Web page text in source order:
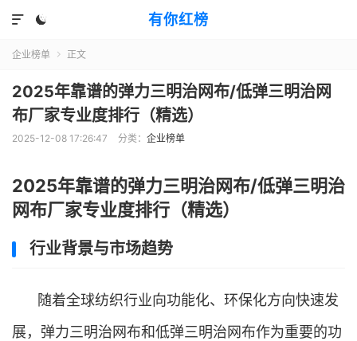
有你红榜


企业榜单  正文
2025年靠谱的弹力三明治网布/低弹三明治网
布厂家专业度排行（精选）
2025-12-08 17:26:47 分类： 企业榜单
2025年靠谱的弹力三明治网布/低弹三明治
网布厂家专业度排行（精选）
行业背景与市场趋势
随着全球纺织行业向功能化、环保化方向快速发
展，弹力三明治网布和低弹三明治网布作为重要的功